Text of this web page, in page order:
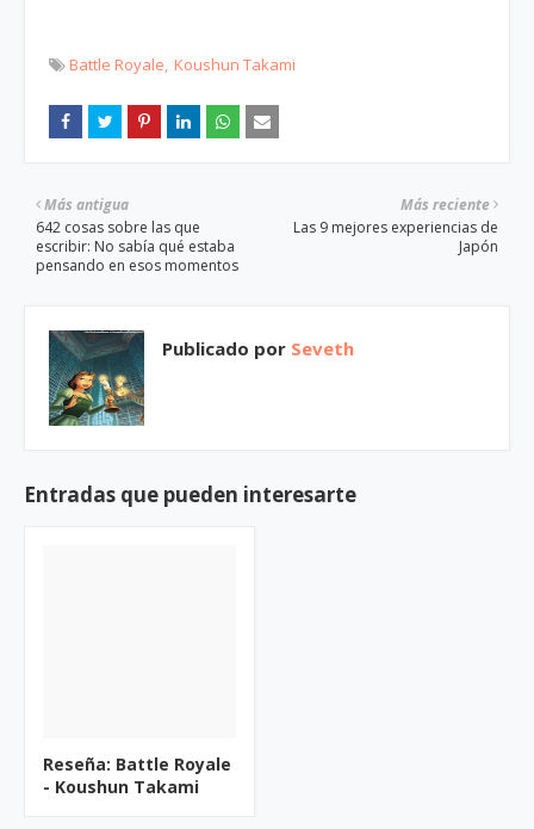
Battle Royale Koushun Takami
Más reciente
Las 9 mejores experiencias de
Japón
Más antigua
642 cosas sobre las que
escribir: No sabía qué estaba
pensando en esos momentos
Publicado por Seveth
Entradas que pueden interesarte
Reseña: Battle Royale
- Koushun Takami